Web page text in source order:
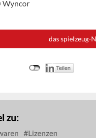
Wyncor
das spielzeug-
zu:
Lizenzen